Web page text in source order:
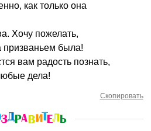
как только она
Хочу пожелать,
была!
вам радость познать,
дела!
Скопировать